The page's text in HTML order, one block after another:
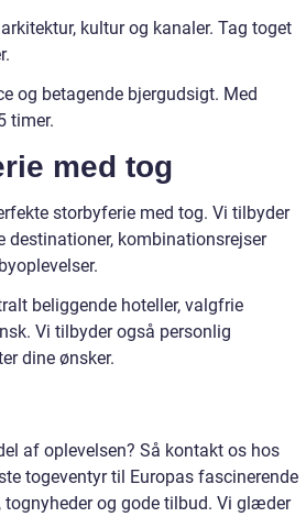
kultur og kanaler. Tag toget
og betagende bjergudsigt. Med
timer.
med tog
storbyferie med tog. Vi tilbyder
kombinationsrejser
beliggende hoteller, valgfrie
Vi tilbyder også personlig
dine ønsker.
af oplevelsen? Så kontakt os hos
togeventyr til Europas fascinerende
og gode tilbud. Vi glæder